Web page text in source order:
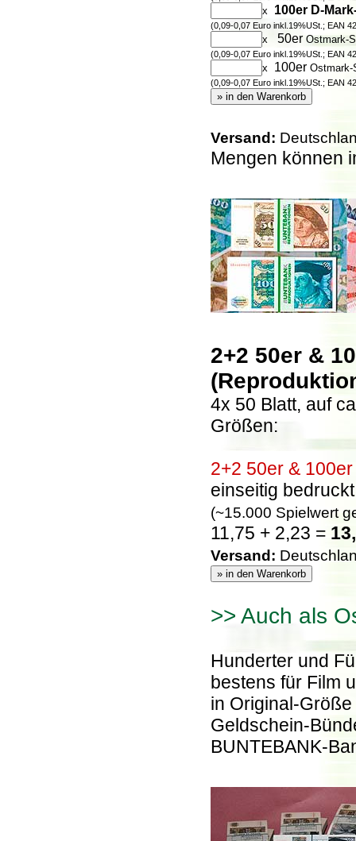
x 100er D-
(0,09-0,07 Euro inkl.19%USt.; EAN
x 50erOstmark-
(0,09-0,07 Euro inkl.19%USt.; EAN
x 100erOstmark-
(0,09-0,07 Euro inkl.19%USt.; EAN
Versand:
Mengen können
2+2 50er &
4x 50 Blatt, auf
Größen:
2+2 50er &
einseitig bedruckt
(~15.000 Spielwert
11,75 + 2,23 =
Versand:
>> Auch als
Hunderter und
bestens für Film
in Original-
Geldschein-
BUNTEBANK-